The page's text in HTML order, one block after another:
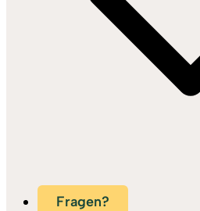
Fragen?